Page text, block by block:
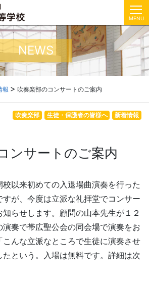
MENU
NEWS
報 吹奏楽部のコンサートのご案内
新着情報
生徒・保護者の皆様へ
吹奏楽部
ンサートのご案内
以来初めての入退場曲演奏を行った
が、今度は立派な礼拝堂でコンサー
知らせします。顧問の山本先生が１２
演奏で帯広聖公会の同会場で演奏をお
こんな立派なところで生徒に演奏させ
という。入場は無料です。詳細は次